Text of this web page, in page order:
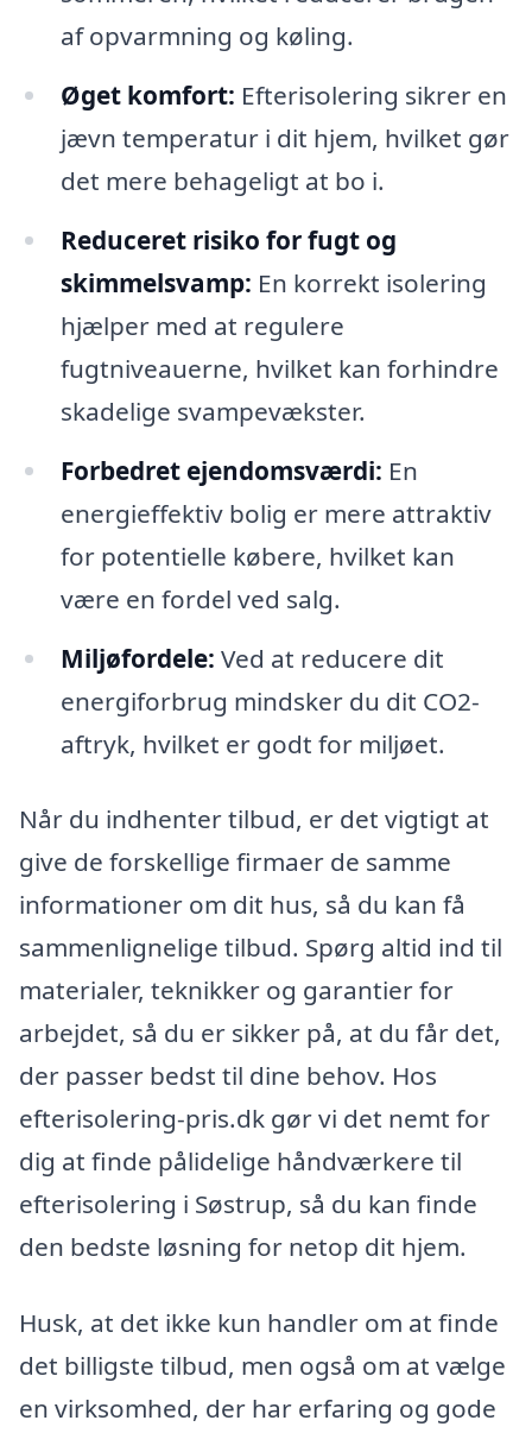
af opvarmning og køling.
Øget komfort: Efterisolering sikrer en
jævn temperatur i dit hjem, hvilket gør
det mere behageligt at bo i.
Reduceret risiko for fugt og
skimmelsvamp: En korrekt isolering
hjælper med at regulere
fugtniveauerne, hvilket kan forhindre
skadelige svampevækster.
Forbedret ejendomsværdi: En
energieffektiv bolig er mere attraktiv
for potentielle købere, hvilket kan
være en fordel ved salg.
Miljøfordele: Ved at reducere dit
energiforbrug mindsker du dit CO2-
aftryk, hvilket er godt for miljøet.
Når du indhenter tilbud, er det vigtigt at
give de forskellige firmaer de samme
informationer om dit hus, så du kan få
sammenlignelige tilbud. Spørg altid ind til
materialer, teknikker og garantier for
arbejdet, så du er sikker på, at du får det,
der passer bedst til dine behov. Hos
efterisolering-pris.dk gør vi det nemt for
dig at finde pålidelige håndværkere til
efterisolering i Søstrup, så du kan finde
den bedste løsning for netop dit hjem.
Husk, at det ikke kun handler om at finde
det billigste tilbud, men også om at vælge
en virksomhed, der har erfaring og gode